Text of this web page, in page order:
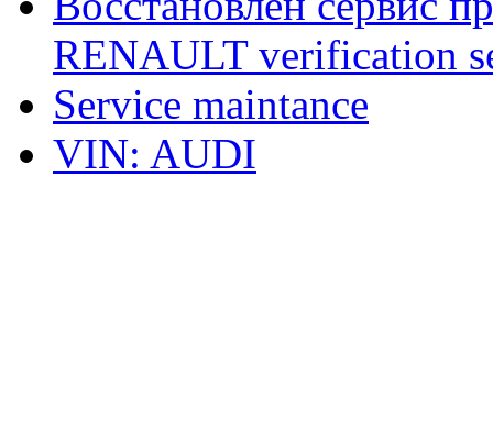
RENAULT verification
Service maintance
VIN: AUDI